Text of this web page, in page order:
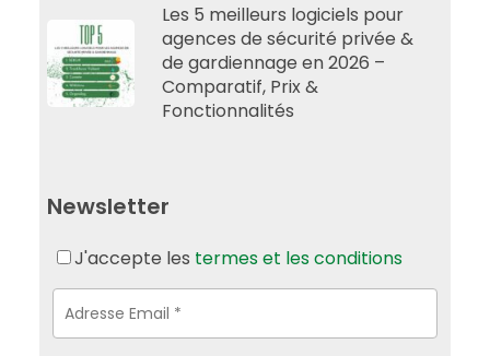
Les 5 meilleurs logiciels pour
agences de sécurité privée &
de gardiennage en 2026 –
Comparatif, Prix &
Fonctionnalités
Newsletter
J'accepte les termes et les conditions